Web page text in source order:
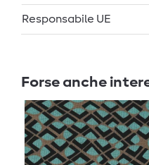
Responsabile UE
Forse anche